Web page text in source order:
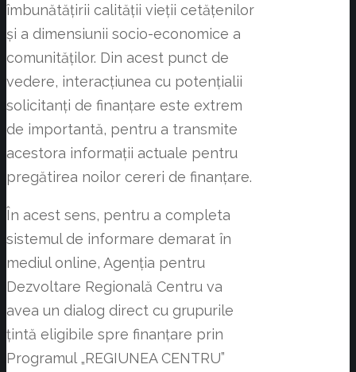
îmbunătățirii calității vieții cetățenilor
și a dimensiunii socio-economice a
comunităților. Din acest punct de
vedere, interacțiunea cu potențialii
solicitanți de finanțare este extrem
de importantă, pentru a transmite
acestora informații actuale pentru
pregătirea noilor cereri de finanțare.
În acest sens, pentru a completa
sistemul de informare demarat în
mediul online, Agenția pentru
Dezvoltare Regională Centru va
avea un dialog direct cu grupurile
țintă eligibile spre finanțare prin
Programul „REGIUNEA CENTRU”